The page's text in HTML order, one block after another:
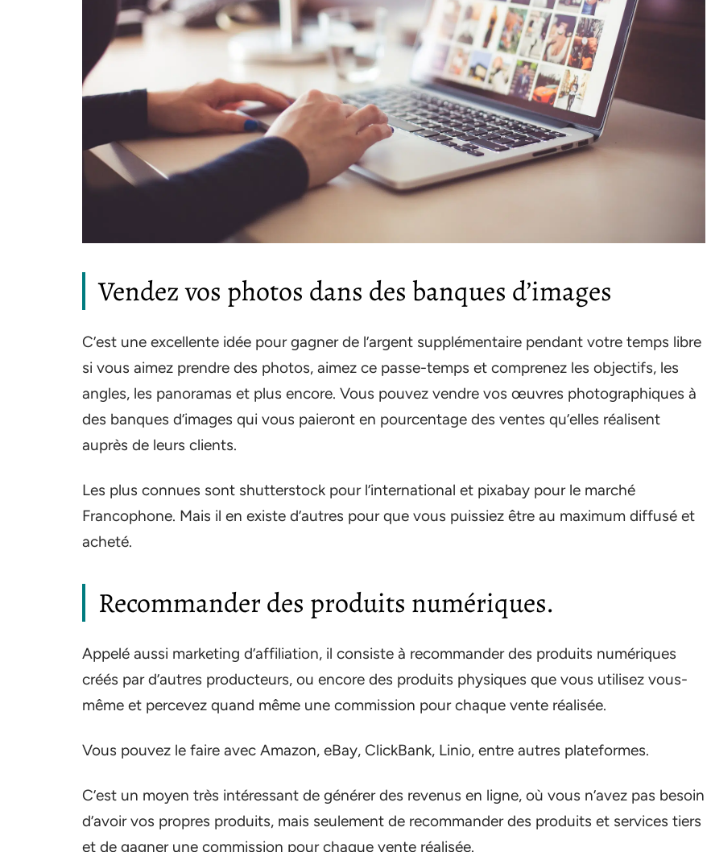
Vendez vos photos dans des banques d’images
C’est une excellente idée pour gagner de l’argent supplémentaire pendant votre temps libre
si vous aimez prendre des photos, aimez ce passe-temps et comprenez les objectifs, les
angles, les panoramas et plus encore. Vous pouvez vendre vos œuvres photographiques à
des banques d’images qui vous paieront en pourcentage des ventes qu’elles réalisent
auprès de leurs clients.
Les plus connues sont shutterstock pour l’international et pixabay pour le marché
Francophone. Mais il en existe d’autres pour que vous puissiez être au maximum diffusé et
acheté.
Recommander des produits numériques.
Appelé aussi marketing d’affiliation, il consiste à recommander des produits numériques
créés par d’autres producteurs, ou encore des produits physiques que vous utilisez vous-
même et percevez quand même une commission pour chaque vente réalisée.
Vous pouvez le faire avec Amazon, eBay, ClickBank, Linio, entre autres plateformes.
C’est un moyen très intéressant de générer des revenus en ligne, où vous n’avez pas besoin
d’avoir vos propres produits, mais seulement de recommander des produits et services tiers
et de gagner une commission pour chaque vente réalisée.